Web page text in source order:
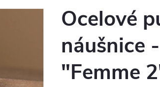
Ocelové
náušnice
"Femme